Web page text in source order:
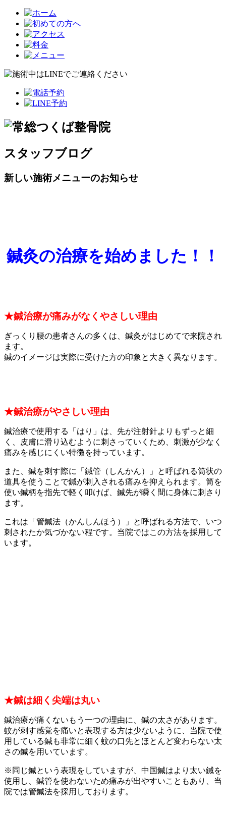
スタッフブログ
新しい施術メニューのお知らせ
鍼灸の治療を始めました！！
★鍼治療が痛みがなくやさしい理由
ぎっくり腰の患者さんの多くは、鍼灸がはじめてで来院され
ます。
鍼のイメージは実際に受けた方の印象と大きく異なります。
★鍼治療がやさしい理由
鍼治療で使用する「はり」は、先が注射針よりもずっと細
く、皮膚に滑り込むように刺さっていくため、刺激が少なく
痛みを感じにくい特徴を持っています。
また、鍼を刺す際に「鍼管（しんかん）」と呼ばれる筒状の
道具を使うことで鍼が刺入される痛みを抑えられます。筒を
使い鍼柄を指先で軽く叩けば、鍼先が瞬く間に身体に刺さり
ます。
これは「管鍼法（かんしんほう）」と呼ばれる方法で、いつ
刺されたか気づかない程です。当院ではこの方法を採用して
います。
★鍼は細く尖端は丸い
鍼治療が痛くないもう一つの理由に、鍼の太さがあります。
蚊が刺す感覚を痛いと表現する方は少ないように、当院で使
用している鍼も非常に細く蚊の口先とほとんど変わらない太
さの鍼を用いています。
※同じ鍼という表現をしていますが、中国鍼はより太い鍼を
使用し、鍼管を使わないため痛みが出やすいこともあり、当
院では管鍼法を採用しております。